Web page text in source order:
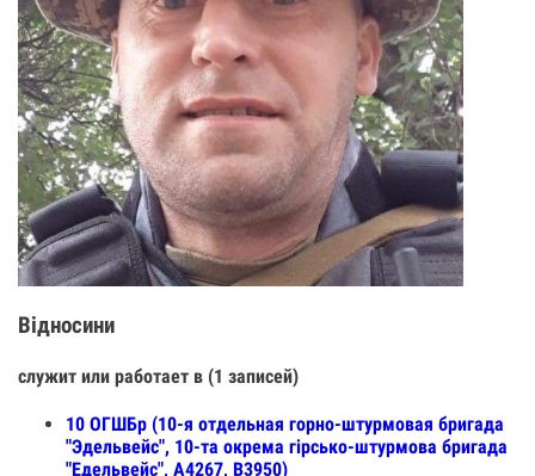
Відносини
служит или работает в (1 записей)
10 ОГШБр (10-я отдельная горно-штурмовая бригада
"Эдельвейс", 10-та окрема гірсько-штурмова бригада
"Едельвейс", А4267, В3950)